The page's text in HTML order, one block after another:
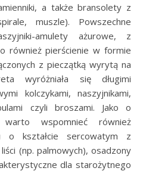
a także bransolety z
muszle). Powszechne
amulety ażurowe, z
również pierścienie w formie
z pieczątką wyrytą na
wyróżniała się długimi
kolczykami, naszyjnikami,
czyli broszami. Jako o
warto wspomnieć również
o kształcie sercowatym z
(np. palmowych), osadzony
dla starożytnego